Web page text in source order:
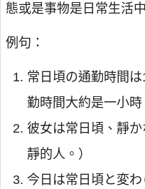
態或是事物是日常生活
例句：
常日頃の通勤時間
勤時間大約是一小時
彼女は常日頃、靜
靜的人。）
今日は常日頃と変